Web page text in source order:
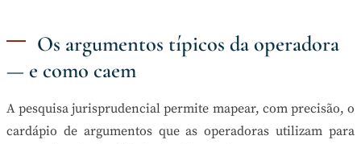
Os argumentos típicos da operadora
— e como caem
A pesquisa jurisprudencial permite mapear, com precisão, o
cardápio de argumentos que as operadoras utilizam para